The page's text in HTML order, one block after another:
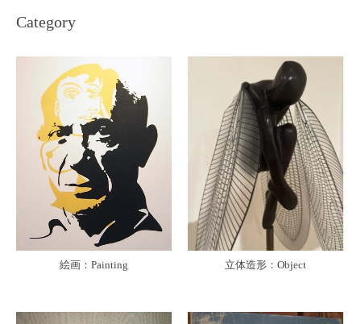
Category
絵画：Painting 立体造形：Object